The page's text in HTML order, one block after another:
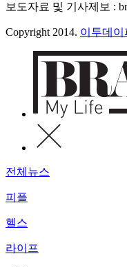
보도자료 및 기사제보 :
Copyright 2014. 이투데이
전체뉴스
피플
헬스
라이프